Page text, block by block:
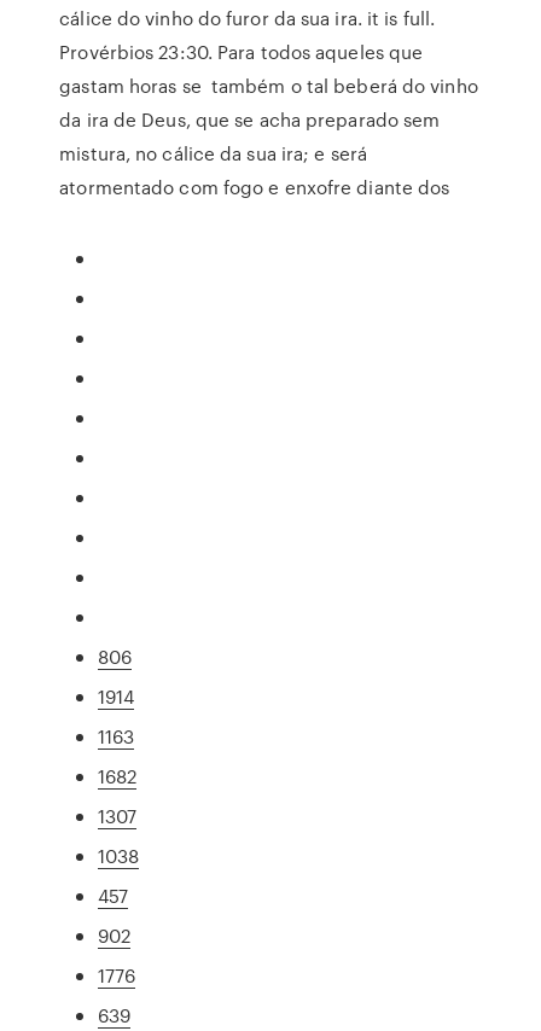
cálice do vinho do furor da sua ira. it is full.
Provérbios 23:30. Para todos aqueles que
gastam horas se também o tal beberá do vinho
da ira de Deus, que se acha preparado sem
mistura, no cálice da sua ira; e será
atormentado com fogo e enxofre diante dos
806
1914
1163
1682
1307
1038
457
902
1776
639